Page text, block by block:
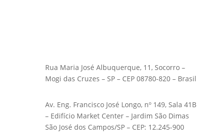
Rua Maria José Albuquerque, 11, Socorro –
Mogi das Cruzes – SP – CEP 08780-820 – Brasil
Av. Eng. Francisco José Longo, nº 149, Sala 41B
– Edifício Market Center – Jardim São Dimas
São José dos Campos/SP – CEP: 12.245-900